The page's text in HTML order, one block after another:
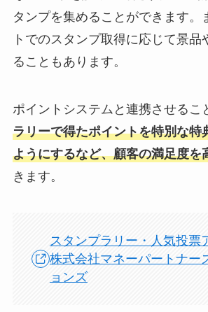
タンプを集めることができます。
トでのスタンプ取得に応じて景品
ることもあります。
ポイントシステムと連携させるこ
ラリーで得たポイントを特別な特
ようにするなど、顧客の満足度を
きます。
スタンプラリー・人気投票
株式会社マネーパートナー
ョンズ